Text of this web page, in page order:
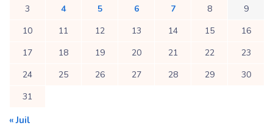
3
4 5 6 7 8
9
10
11 12 13 14 15
16
17
18 19 20 21 22
23
24
25 26 27 28 29
30
31
« Juil